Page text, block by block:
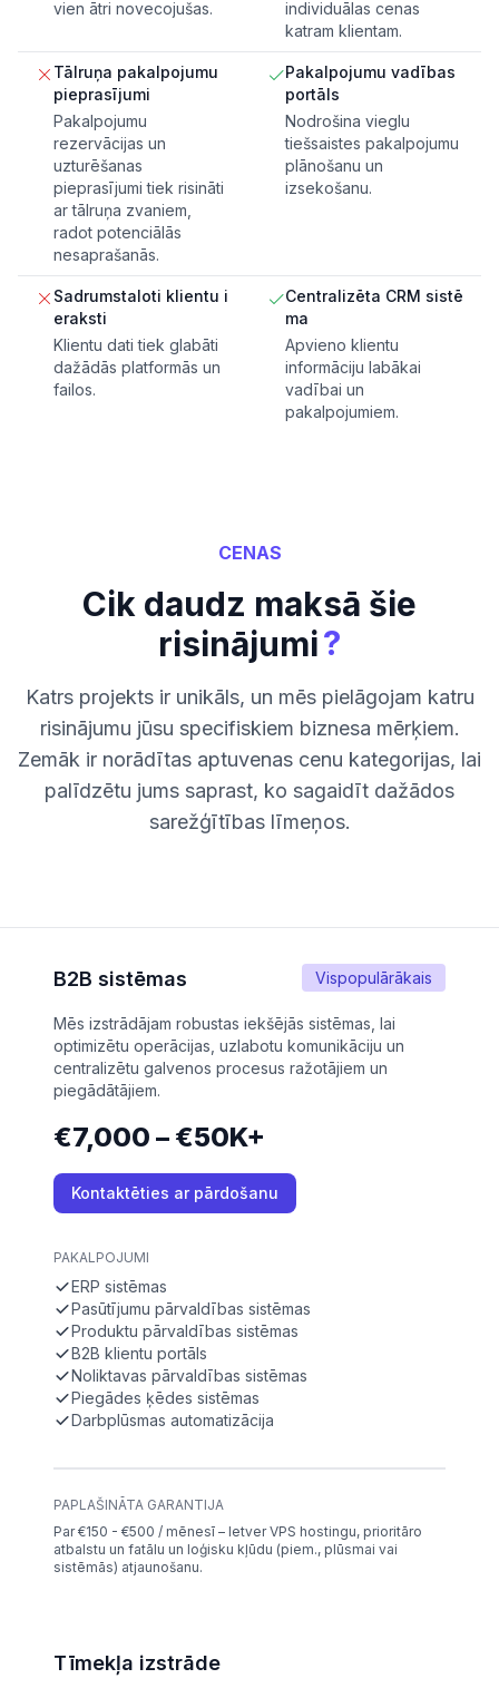
vien ātri novecojušas.
individuālas cenas
katram klientam.
Tālruņa pakalpojumu
pieprasījumi
Pakalpojumu
rezervācijas un
uzturēšanas
pieprasījumi tiek risināti
ar tālruņa zvaniem,
radot potenciālās
nesaprašanās.
Pakalpojumu vadības
portāls
Nodrošina vieglu
tiešsaistes pakalpojumu
plānošanu un
izsekošanu.
Sadrumstaloti klientu i
eraksti
Klientu dati tiek glabāti
dažādās platformās un
failos.
Centralizēta CRM sistē
ma
Apvieno klientu
informāciju labākai
vadībai un
pakalpojumiem.
CENAS
Cik daudz maksā šie
risinājumi?
Katrs projekts ir unikāls, un mēs pielāgojam katru
risinājumu jūsu specifiskiem biznesa mērķiem.
Zemāk ir norādītas aptuvenas cenu kategorijas, lai
palīdzētu jums saprast, ko sagaidīt dažādos
sarežģītības līmeņos.
Vispopulārākais
B2B sistēmas
Mēs izstrādājam robustas iekšējās sistēmas, lai
optimizētu operācijas, uzlabotu komunikāciju un
centralizētu galvenos procesus ražotājiem un
piegādātājiem.
€7,000 – €50K+
Kontaktēties ar pārdošanu
PAKALPOJUMI
ERP sistēmas
Pasūtījumu pārvaldības sistēmas
Produktu pārvaldības sistēmas
B2B klientu portāls
Noliktavas pārvaldības sistēmas
Piegādes ķēdes sistēmas
Darbplūsmas automatizācija
PAPLAŠINĀTA GARANTIJA
Par €150 - €500 / mēnesī – Ietver VPS hostingu, prioritāro
atbalstu un fatālu un loģisku kļūdu (piem., plūsmai vai
sistēmās) atjaunošanu.
Tīmekļa izstrāde